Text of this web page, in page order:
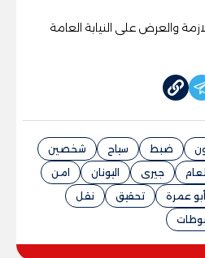
والعرض على النيابة العامة
ضبط سياح
شخصين
جيرى اليونان
امن
عمرة تحقيق
نقل